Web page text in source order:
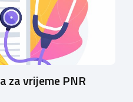
za vrijeme PNR